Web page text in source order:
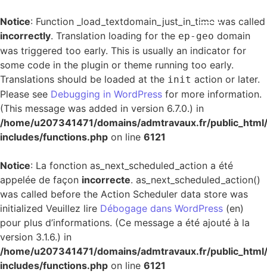
Notice: Function _load_textdomain_just_in_time was called
incorrectly. Translation loading for the ep-geo domain
was triggered too early. This is usually an indicator for
some code in the plugin or theme running too early.
Translations should be loaded at the init action or later.
Please see Debugging in WordPress for more information.
(This message was added in version 6.7.0.) in
/home/u207341471/domains/admtravaux.fr/
includes/functions.php on line 6121
Notice: La fonction as_next_scheduled_action a été
appelée de façon incorrecte. as_next_scheduled_action()
was called before the Action Scheduler data store was
initialized Veuillez lire Débogage dans WordPress (en)
pour plus d’informations. (Ce message a été ajouté à la
version 3.1.6.) in
/home/u207341471/domains/admtravaux.fr/
includes/functions.php on line 6121